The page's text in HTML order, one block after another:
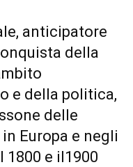
anticipatore
della
e della politica,
delle
Europa e negli
e il1900